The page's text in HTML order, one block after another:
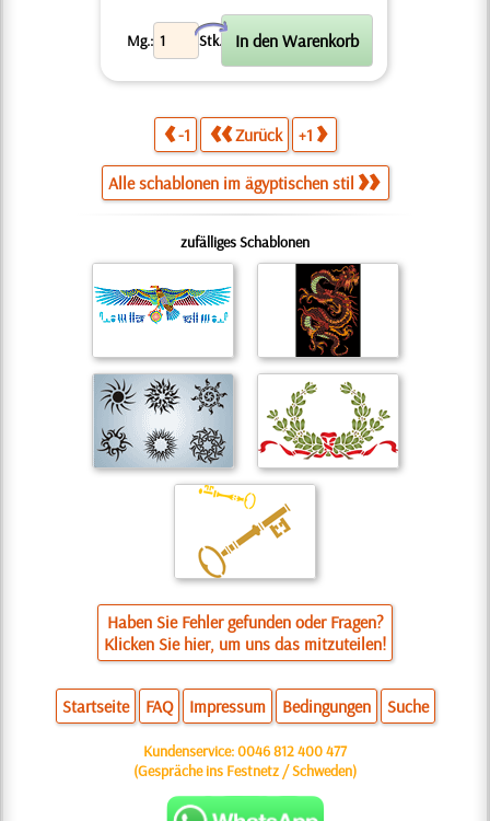
Mg.: Stk.
X
-1 Zurück +1
Alle schablonen im ägyptischen stil
zufälliges Schablonen
Haben Sie Fehler gefunden oder Fragen?
Klicken Sie hier, um uns das mitzuteilen!
Startseite FAQ Impressum Bedingungen Suche
Kundenservice:0046 812 400 477
(Gespräche ins Festnetz / Schweden)